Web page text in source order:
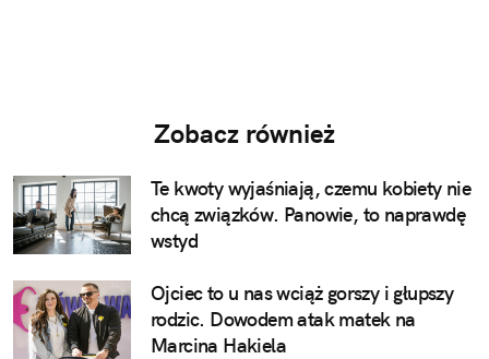
Zobacz również
Te kwoty wyjaśniają, czemu kobiety nie
chcą związków. Panowie, to naprawdę
wstyd
Ojciec to u nas wciąż gorszy i głupszy
rodzic. Dowodem atak matek na
Marcina Hakiela